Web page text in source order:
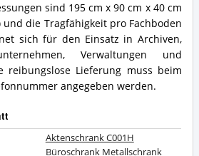
sind 195 cm x 90 cm x 40 cm
und die Tragfähigkeit pro Fachboden
sich für den Einsatz in Archiven,
Verwaltungen und
reibungslose Lieferung muss beim
angegeben werden.
Aktenschrank C001H
Büroschrank Metallschrank